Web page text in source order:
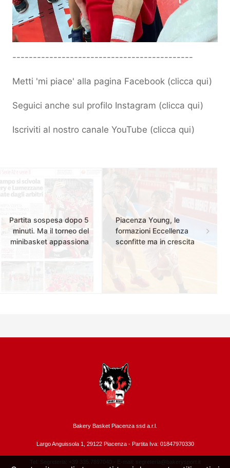
--------------------------------------------
Metti 'mi piace' alla pagina Facebook (clicca qui)
Seguici anche sul profilo Instagram (clicca qui)
Iscriviti al nostro canale YouTube (clicca qui)
Partita sospesa dopo 5
minuti. Ma il torneo del
minibasket appassiona
Piacenza Young, le
formazioni Eccellenza
sconfitte ma in crescita
Bakery Basket Piacenza ssd a.r.l.
Largo Anguissola 1, 29122 Piacenza - Partita Iva: 01847970330
Tel. Segreteria: +39 335.7897040 - E-mail: segreteria@bakerysport.it